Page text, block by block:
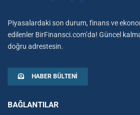
Piyasalardaki son durum, finans ve
edilenler BirFinansci.com’da! Güncel
doğru adrestesin.
HABER BÜLTENI
BAĞLANTILAR